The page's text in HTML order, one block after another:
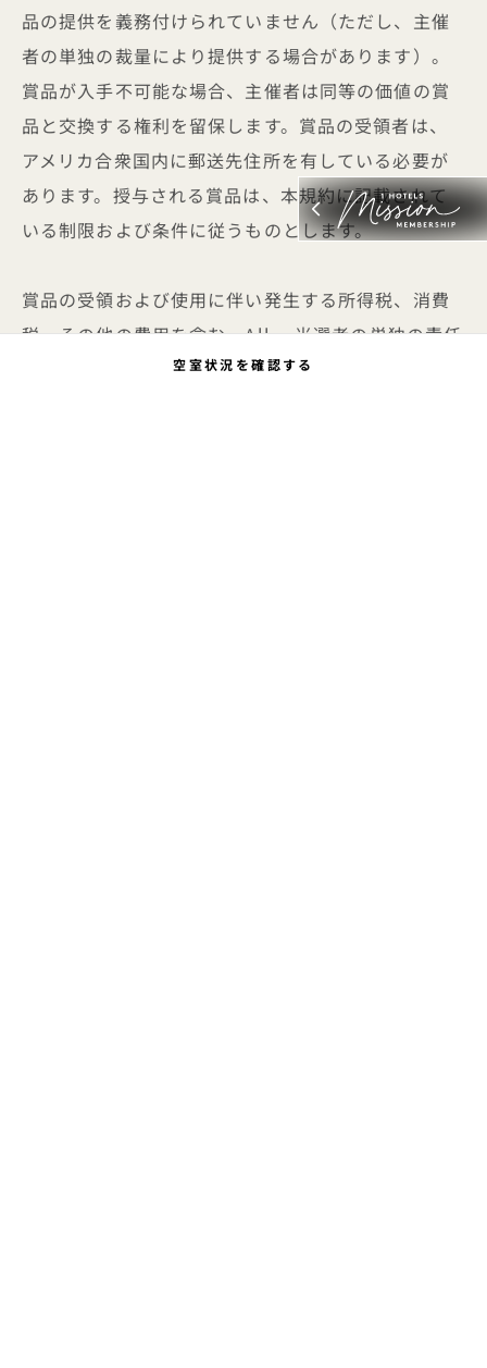
品の提供を義務付けられていません（ただし、主催
者の単独の裁量により提供する場合があります）。
賞品が入手不可能な場合、主催者は同等の価値の賞
品と交換する権利を留保します。賞品の受領者は、
アメリカ合衆国内に郵送先住所を有している必要が
あります。授与される賞品は、本規約に記載されて
いる制限および条件に従うものとします。
賞品の受領および使用に伴い発生する所得税、消費
税、その他の費用を含む、All 、当選者の単独の責任
となります。賞品の記載推定価値と実際の価値の差
空室状況を確認する